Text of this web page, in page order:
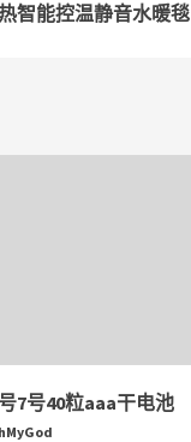
智能控温静音水暖毯
7号40粒aaa干电池